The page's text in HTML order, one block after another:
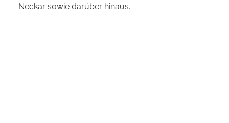
Neckar sowie darüber hinaus.